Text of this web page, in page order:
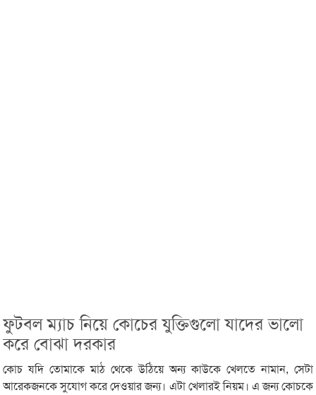
ফুটবল ম্যাচ নিয়ে কোচের যুক্তিগুলো যাদের ভালো
করে বোঝা দরকার
কোচ যদি তোমাকে মাঠ থেকে উঠিয়ে অন্য কাউকে খেলতে নামান, সেটা
আরেকজনকে সুযোগ করে দেওয়ার জন্য। এটা খেলারই নিয়ম। এ জন্য কোচকে